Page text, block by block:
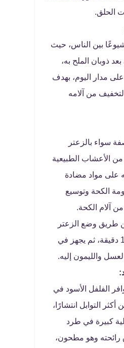
الحلق.
شيوعًا بين الناس، حيث
ذوبان الملح به،
مدار اليوم، بهدف
من آلامه
سواء بالزعتر
الأعشاب الطبيعية
على مواد مضادة
الكحة وتوسيع
آلام الكحة.
طريق وضع الزعتر
في إناء على النار لمدة 15 دقيقة، ثم يجهز في
والليمون إليه.
الفلفل الأسود في
التوابل انتشارًا،
كبيرة في طرد
رائحته وهو مطحون،